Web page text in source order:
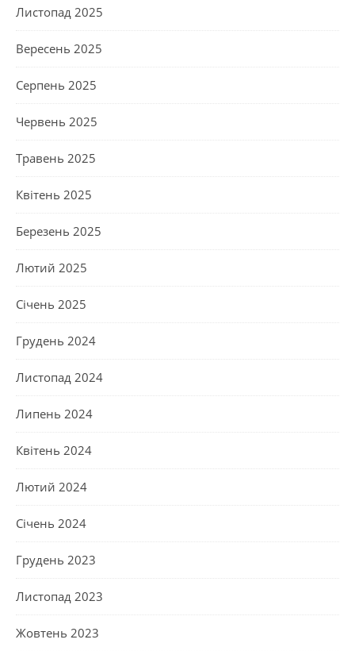
Листопад 2025
Вересень 2025
Серпень 2025
Червень 2025
Травень 2025
Квітень 2025
Березень 2025
Лютий 2025
Січень 2025
Грудень 2024
Листопад 2024
Липень 2024
Квітень 2024
Лютий 2024
Січень 2024
Грудень 2023
Листопад 2023
Жовтень 2023